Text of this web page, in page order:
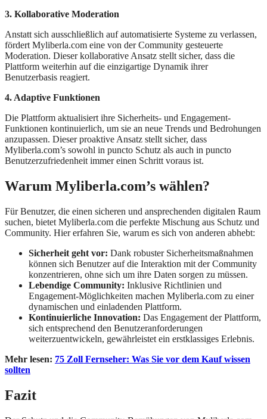
3. Kollaborative Moderation
Anstatt sich ausschließlich auf automatisierte Systeme zu verlassen,
fördert Myliberla.com eine von der Community gesteuerte
Moderation. Dieser kollaborative Ansatz stellt sicher, dass die
Plattform weiterhin auf die einzigartige Dynamik ihrer
Benutzerbasis reagiert.
4. Adaptive Funktionen
Die Plattform aktualisiert ihre Sicherheits- und Engagement-
Funktionen kontinuierlich, um sie an neue Trends und Bedrohungen
anzupassen. Dieser proaktive Ansatz stellt sicher, dass
Myliberla.com’s sowohl in puncto Schutz als auch in puncto
Benutzerzufriedenheit immer einen Schritt voraus ist.
Warum Myliberla.com’s wählen?
Für Benutzer, die einen sicheren und ansprechenden digitalen Raum
suchen, bietet Myliberla.com die perfekte Mischung aus Schutz und
Community. Hier erfahren Sie, warum es sich von anderen abhebt:
Sicherheit geht vor: Dank robuster Sicherheitsmaßnahmen
können sich Benutzer auf die Interaktion mit der Community
konzentrieren, ohne sich um ihre Daten sorgen zu müssen.
Lebendige Community: Inklusive Richtlinien und
Engagement-Möglichkeiten machen Myliberla.com zu einer
dynamischen und einladenden Plattform.
Kontinuierliche Innovation: Das Engagement der Plattform,
sich entsprechend den Benutzeranforderungen
weiterzuentwickeln, gewährleistet ein erstklassiges Erlebnis.
Mehr lesen: 75 Zoll Fernseher: Was Sie vor dem Kauf wissen
sollten
Fazit